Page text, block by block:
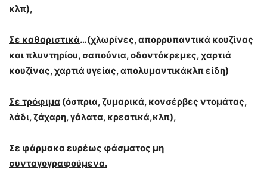
κλπ),
Σε καθαριστικά…(χλωρίνες, απορρυπαντικά κουζίνας
και πλυντηρίου, σαπούνια, οδοντόκρεμες, χαρτιά
κουζίνας, χαρτιά υγείας, απολυμαντικάκλπ είδη)
Σε τρόφιμα (όσπρια, ζυμαρικά, κονσέρβες ντομάτας,
λάδι, ζάχαρη, γάλατα, κρεατικά,κλπ),
Σε φάρμακα ευρέως φάσματος μη
συνταγογραφούμενα.